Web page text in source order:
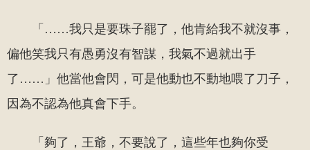
「……我只是要珠子罷了，他肯給我不就沒事，
偏他笑我只有愚勇沒有智謀，我氣不過就出手
了……」他當他會閃，可是他動也不動地喂了刀子，
因為不認為他真會下手。
「夠了，王爺，不要說了，這些年也夠你受